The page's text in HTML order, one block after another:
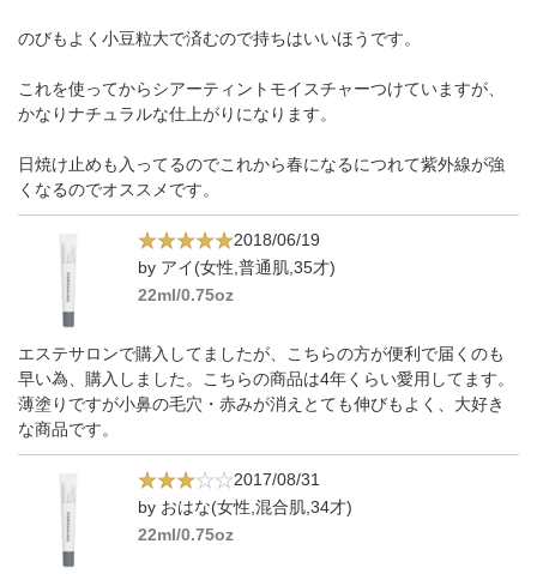
のびもよく小豆粒大で済むので持ちはいいほうです。
これを使ってからシアーティントモイスチャーつけていますが、
かなりナチュラルな仕上がりになります。
日焼け止めも入ってるのでこれから春になるにつれて紫外線が強
くなるのでオススメです。
2018/06/19
by アイ(女性,普通肌,35才)
22ml/0.75oz
エステサロンで購入してましたが、こちらの方が便利で届くのも
早い為、購入しました。こちらの商品は4年くらい愛用してます。
薄塗りですが小鼻の毛穴・赤みが消えとても伸びもよく、大好き
な商品です。
2017/08/31
by おはな(女性,混合肌,34才)
22ml/0.75oz